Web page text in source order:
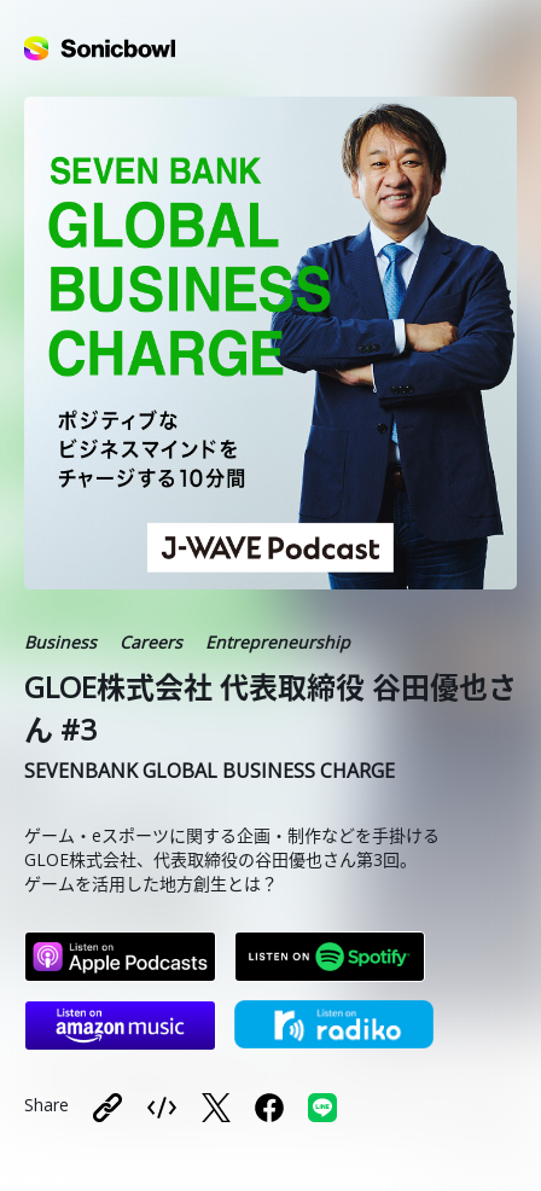
Business Careers Entrepreneurship
GLOE株式会社 代表取締役 谷田優也さ
ん #3
SEVENBANK GLOBAL BUSINESS CHARGE
ゲーム・eスポーツに関する企画・制作などを手掛ける
GLOE株式会社、代表取締役の谷田優也さん第3回。
ゲームを活用した地方創生とは？
Share